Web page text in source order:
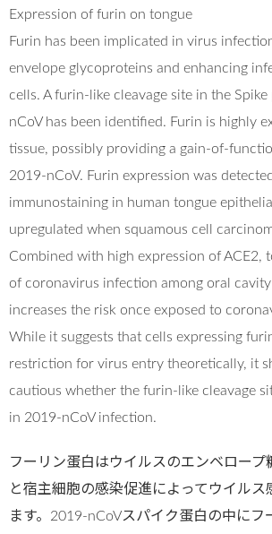
Expression of furin on tongue
Furin has been implicated in virus
envelope glycoproteins and enhancing
cells. A furin-like cleavage site in the
nCoV has been identified. Furin is highly
tissue, possibly providing a gain-of-
2019-nCoV. Furin expression was
immunostaining in human tongue
upregulated when squamous cell
Combined with high expression of ACE2,
of coronavirus infection among oral cavity
increases the risk once exposed to
While it suggests that cells expressing
restriction for virus entry theoretically, it
cautious whether the furin-like cleavage
in 2019-nCoV infection.
フーリン蛋白はウイルスのエンベロープ
と宿主細胞の感染促進によってウイルス
ます。2019-nCoVスパイク蛋白の中にフ